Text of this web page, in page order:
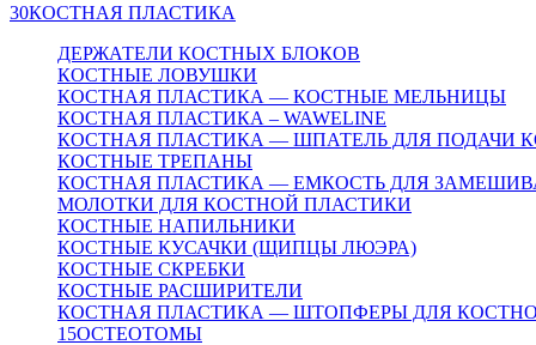
30КОСТНАЯ ПЛАСТИКА
ДЕРЖАТЕЛИ КОСТНЫХ БЛОКОВ
КОСТНЫЕ ЛОВУШКИ
КОСТНАЯ ПЛАСТИКА — КОСТНЫЕ МЕЛЬНИЦЫ
КОСТНАЯ ПЛАСТИКА – WAWELINE
КОСТНАЯ ПЛАСТИКА — ШПАТЕЛЬ ДЛЯ ПОДАЧИ
КОСТНЫЕ ТРЕПАНЫ
КОСТНАЯ ПЛАСТИКА — ЕМКОСТЬ ДЛЯ
МОЛОТКИ ДЛЯ КОСТНОЙ ПЛАСТИКИ
КОСТНЫЕ НАПИЛЬНИКИ
КОСТНЫЕ КУСАЧКИ (ЩИПЦЫ ЛЮЭРА)
КОСТНЫЕ СКРЕБКИ
КОСТНЫЕ РАСШИРИТЕЛИ
КОСТНАЯ ПЛАСТИКА — ШТОПФЕРЫ ДЛЯ
15ОСТЕОТОМЫ